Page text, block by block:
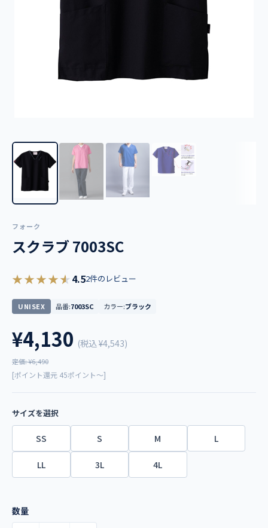
フォーク
スクラブ 7003SC
★★★★★4.52件のレビュー
UNISEX 品番:7003SC カラー:ブラック
¥4,130 (税込¥4,543)
定価: ¥6,490
[ポイント還元 45ポイント～]
サイズを選択
SS S M L
LL 3L 4L
数量